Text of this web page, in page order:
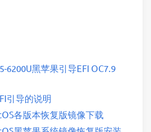
6200U黑苹果引导EFI OC7.9
引导的说明
各版本恢复版镜像下载